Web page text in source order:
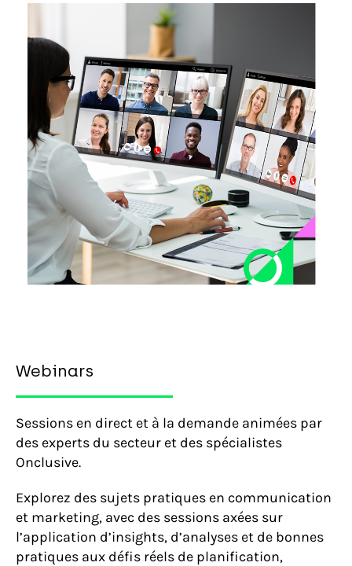
Webinars
Sessions en direct et à la demande animées par
des experts du secteur et des spécialistes
Onclusive.
Explorez des sujets pratiques en communication
et marketing, avec des sessions axées sur
l’application d’insights, d’analyses et de bonnes
pratiques aux défis réels de planification,